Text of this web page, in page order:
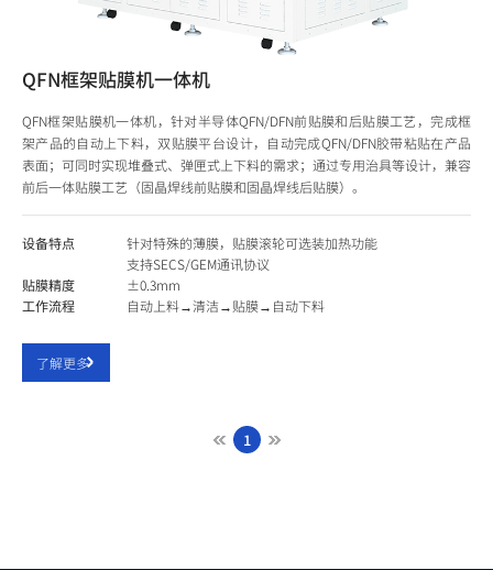
QFN框架贴膜机一体机
QFN框架贴膜机一体机，针对半导体QFN/DFN前贴膜和后贴膜工艺，完成框
架产品的自动上下料，双贴膜平台设计，自动完成QFN/DFN胶带粘贴在产品
表面；可同时实现堆叠式、弹匣式上下料的需求；通过专用治具等设计，兼容
前后一体贴膜工艺（固晶焊线前贴膜和固晶焊线后贴膜）。
设备特点
针对特殊的薄膜，贴膜滚轮可选装加热功能
支持SECS/GEM通讯协议
贴膜精度
±0.3mm
工作流程
自动上料→清洁→贴膜→自动下料
了解更多
1